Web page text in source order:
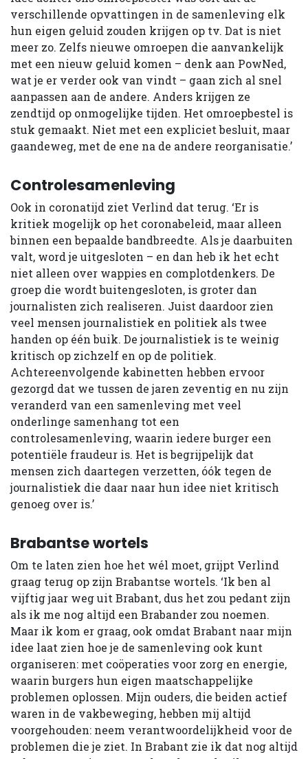
verschillende opvattingen in de samenleving elk
hun eigen geluid zouden krijgen op tv. Dat is niet
meer zo. Zelfs nieuwe omroepen die aanvankelijk
met een nieuw geluid komen – denk aan PowNed,
wat je er verder ook van vindt – gaan zich al snel
aanpassen aan de andere. Anders krijgen ze
zendtijd op onmogelijke tijden. Het omroepbestel is
stuk gemaakt. Niet met een expliciet besluit, maar
gaandeweg, met de ene na de andere reorganisatie.’
Controlesamenleving
Ook in coronatijd ziet Verlind dat terug. ‘Er is
kritiek mogelijk op het coronabeleid, maar alleen
binnen een bepaalde bandbreedte. Als je daarbuiten
valt, word je uitgesloten – en dan heb ik het echt
niet alleen over wappies en complotdenkers. De
groep die wordt buitengesloten, is groter dan
journalisten zich realiseren. Juist daardoor zien
veel mensen journalistiek en politiek als twee
handen op één buik. De journalistiek is te weinig
kritisch op zichzelf en op de politiek.
Achtereenvolgende kabinetten hebben ervoor
gezorgd dat we tussen de jaren zeventig en nu zijn
veranderd van een samenleving met veel
onderlinge samenhang tot een
controlesamenleving, waarin iedere burger een
potentiële fraudeur is. Het is begrijpelijk dat
mensen zich daartegen verzetten, óók tegen de
journalistiek die daar naar hun idee niet kritisch
genoeg over is.’
Brabantse wortels
Om te laten zien hoe het wél moet, grijpt Verlind
graag terug op zijn Brabantse wortels. ‘Ik ben al
vijftig jaar weg uit Brabant, dus het zou pedant zijn
als ik me nog altijd een Brabander zou noemen.
Maar ik kom er graag, ook omdat Brabant naar mijn
idee laat zien hoe je de samenleving ook kunt
organiseren: met coöperaties voor zorg en energie,
waarin burgers hun eigen maatschappelijke
problemen oplossen. Mijn ouders, die beiden actief
waren in de vakbeweging, hebben mij altijd
voorgehouden: neem verantwoordelijkheid voor de
problemen die je ziet. In Brabant zie ik dat nog altijd